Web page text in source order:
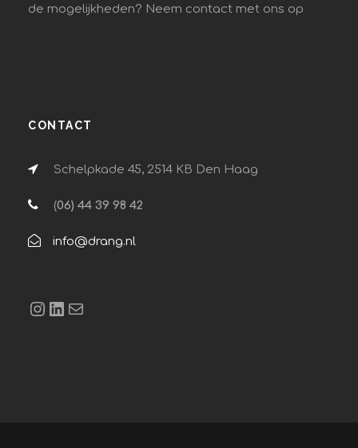
de mogelijkheden? Neem contact met ons op
CONTACT
Schelpkade 45, 2514 KB Den Haag
(06) 44 39 98 42
info@drang.nl
Instagram LinkedIn E-mail